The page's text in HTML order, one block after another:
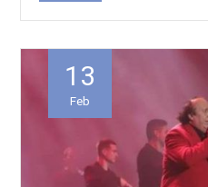
13
Feb